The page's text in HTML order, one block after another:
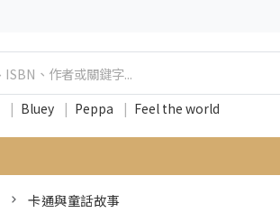
| Bluey | Peppa | Feel the world
卡通與童話故事